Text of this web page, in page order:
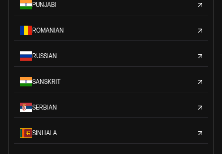
PUNJABI
ROMANIAN
RUSSIAN
SANSKRIT
SERBIAN
SINHALA